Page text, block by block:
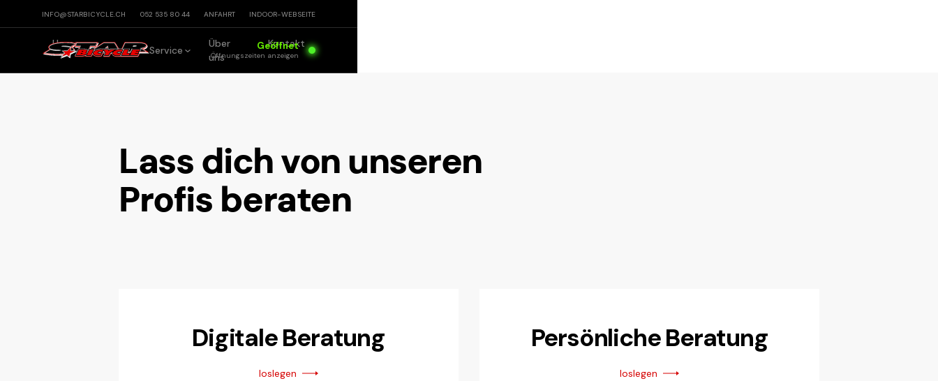
INFO@STARBICYCLE.CH 052 535 80 44 ANFAHRT INDOOR-WEBSEITE
Home
Bikes Service
Über
uns
Kontakt
Geöffnet
Öffnungszeiten anzeigen
Lass dich von unseren
Profis beraten
Digitale Beratung
loslegen
Persönliche Beratung
loslegen